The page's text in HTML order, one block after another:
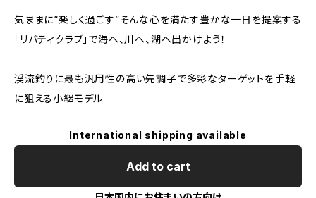
気ままに“楽しく過ごす”そんな心を満たす豊かな一日を提案する
「リバティクラブ」で海へ、川へ、湖へ出かけよう！
渓流釣りに最も汎用性の高い先調子で多彩なターゲットを手軽
に狙える小継モデル
International shipping available
Add to cart